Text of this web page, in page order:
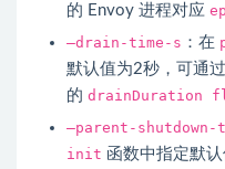
的 Envoy 进程对应
–drain-time-s ：在
默认值为2秒，可通过
的 drainDuration
–parent-shutdown-
init 函数中指定默